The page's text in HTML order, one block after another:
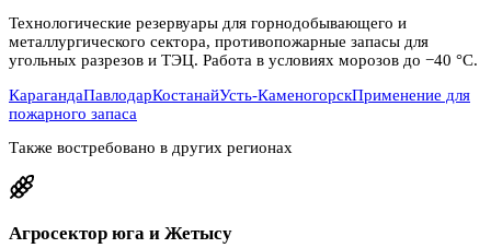
Технологические резервуары для горнодобывающего и
металлургического сектора, противопожарные запасы для
угольных разрезов и ТЭЦ. Работа в условиях морозов до −40 °C.
КарагандаПавлодарКостанайУсть-КаменогорскПрименение для
пожарного запаса
Также востребовано в других регионах
Агросектор юга и Жетысу